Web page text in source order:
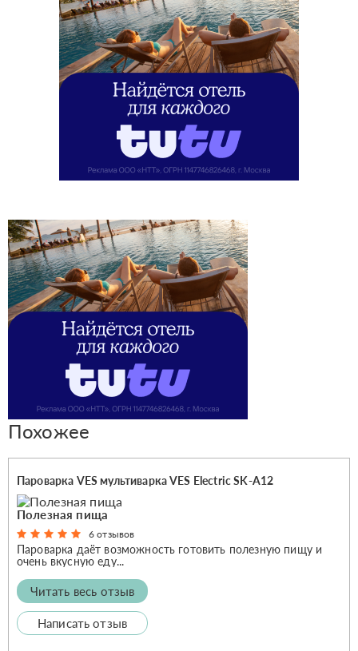
Похожее
Пароварка VES мультиварка VES Electric SK-A12
Полезная пища
6 отзывов
Пароварка даёт возможность готовить полезную пищу и
очень вкусную еду...
Читать весь отзыв
Написать отзыв